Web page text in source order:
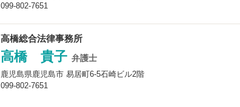
099-802-7651
高橋総合法律事務所
高橋 貴子 弁護士
鹿児島県鹿児島市 易居町6-5石崎ビル2階
099-802-7651